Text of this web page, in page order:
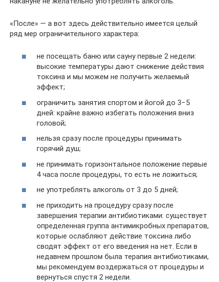
«После» — а вот здесь действительно имеется целый
ряд мер ограничительного характера:
не посещать баню или сауну первые 2 недели:
высокие температуры дают снижение действия
токсина и мы можем не получить желаемый
эффект;
ограничить занятия спортом и йогой до 3−5
дней: крайне важно избегать положения вниз
головой;
нельзя сразу после процедуры принимать
горячий душ;
не принимать горизонтальное положение первые
4 часа после процедуры, то есть не ложиться;
не употреблять алкоголь от 3 до 5 дней;
не приходить на процедуру сразу после
завершения терапии антибиотиками: существует
определенная группа антимикробных препаратов,
которые ослабляют действие токсина либо
сводят эффект от его введения на нет. Если в
недавнем прошлом была терапия антибиотиками,
мы рекомендуем воздержаться от процедуры и
вернуться спустя 2 недели.